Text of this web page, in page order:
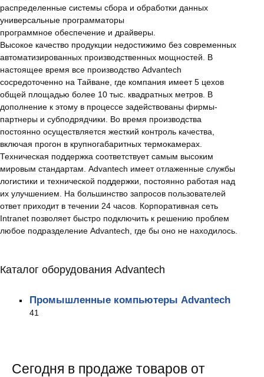
распределенные системы сбора и обработки данных
универсальные программаторы
программное обеспечение и драйверы.
Высокое качество продукции недостижимо без современных
автоматизированных производственных мощностей. В
настоящее время все производство Advantech
сосредоточенно на Тайване, где компания имеет 5 цехов
общей площадью более 10 тыс. квадратных метров. В
дополнение к этому в процессе задействованы фирмы-
партнеры и субподрядчики. Во время производства
постоянно осуществляется жесткий контроль качества,
включая прогон в крупногабаритных термокамерах.
Техническая поддержка соответствует самым высоким
мировым стандартам. Advantech имеет отлаженные службы
логистики и технической поддержки, постоянно работая над
их улучшением. На большинство запросов пользователей
ответ приходит в течении 24 часов. Корпоративная сеть
Intranet позволяет быстро подключить к решению проблем
любое подразделение Advantech, где бы оно не находилось.
Каталог оборудования Advantech
Промышленные компьютеры Advantech
41
Сегодня в продаже товаров от